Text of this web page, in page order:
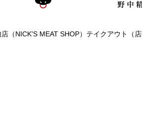
（NICK'S MEAT SHOP）テイクアウト（